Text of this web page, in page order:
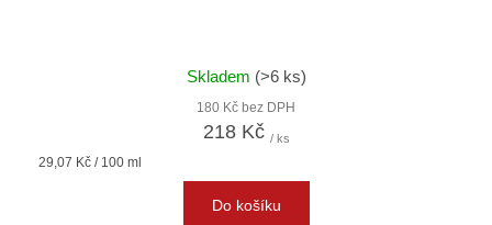
Skladem (>6 ks)
180 Kč bez DPH
218 Kč / ks
Měrná
29,07 Kč / 100 ml
Do košíku